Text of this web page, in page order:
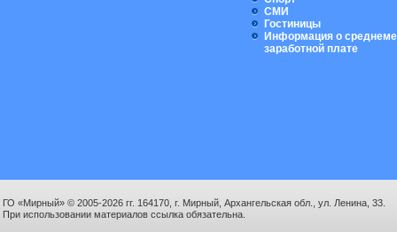
СМИ
Гостиницы
Информация о
заработной плате
ГО «Мирный» © 2005-2026 гг. 164170, г. Мирный, Архангельская обл., ул. Ленина, 33.
При использовании материалов ссылка обязательна.